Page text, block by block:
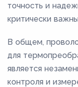
точность и
критически
В общем,
для
является
контроля и